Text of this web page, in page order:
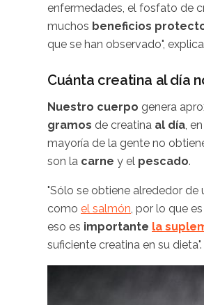
enfermedades, el fosfato de
muchos beneficios
que se han observado",
Cuánta creatina al día
Nuestro cuerpo genera
gramos de creatina al día ,
mayoría de la gente no
son la carne y el pescado.
"Sólo se obtiene alrededor de
como el salmón , por lo que
eso es importante la
suficiente creatina en su dieta".